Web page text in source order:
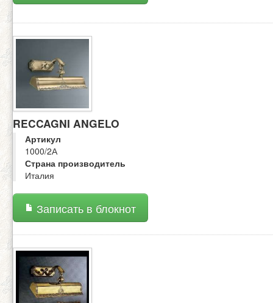
RECCAGNI ANGELO
Артикул
1000/2А
Страна производитель
Италия
Записать в блокнот